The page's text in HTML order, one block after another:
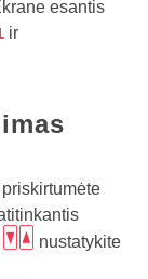
esantis
ir
bc nustatykite